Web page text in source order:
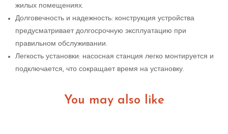
жилых помещениях.
Долговечность и надежность: конструкция устройства
предусматривает долгосрочную эксплуатацию при
правильном обслуживании.
Легкость установки: насосная станция легко монтируется и
подключается, что сокращает время на установку.
You may also like